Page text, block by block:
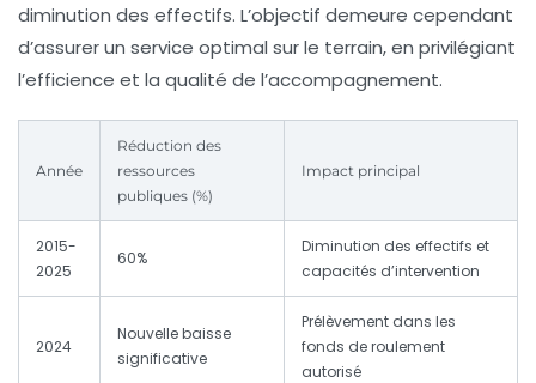
diminution des effectifs. L’objectif demeure cependant
d’assurer un service optimal sur le terrain, en privilégiant
l’efficience et la qualité de l’accompagnement.
Année
Réduction des
ressources
publiques (%)
Impact principal
2015-
2025
60%
Diminution des effectifs et
capacités d’intervention
2024
Nouvelle baisse
significative
Prélèvement dans les
fonds de roulement
autorisé